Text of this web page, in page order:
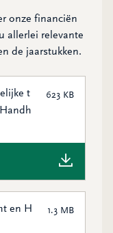
onze financiën
allerlei relevante
de jaarstukken.
t
623 KB
en H
1.3 MB